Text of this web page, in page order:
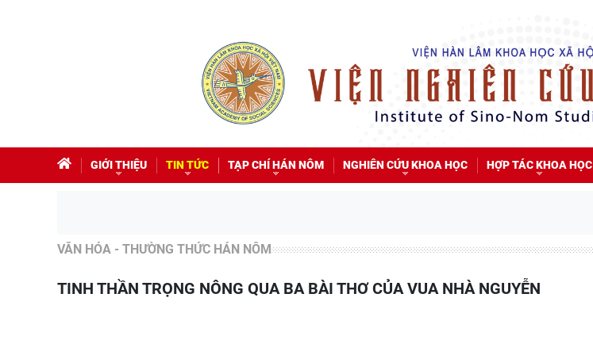
GIỚI THIỆU TIN TỨC TẠP CHÍ HÁN NÔM NGHIÊN CỨU KHOA HỌC HỢP TÁC KHOA HỌC
VĂN HÓA - THƯỜNG THỨC HÁN NÔM
TINH THẦN TRỌNG NÔNG QUA BA BÀI THƠ CỦA VUA NHÀ NGUYỄN